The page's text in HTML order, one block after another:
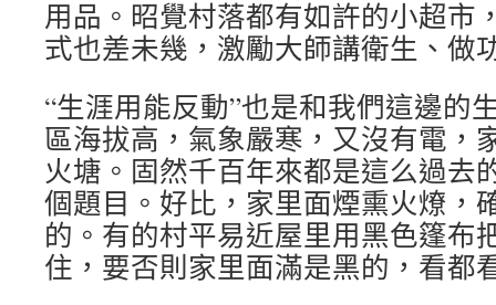
用品。昭覺村落都有如許的小超市
式也差未幾，激勵大師講衛生、做
“生涯用能反動”也是和我們這邊的
區海拔高，氣象嚴寒，又沒有電，
火塘。固然千百年來都是這么過去
個題目。好比，家里面煙熏火燎，
的。有的村平易近屋里用黑色篷布
住，要否則家里面滿是黑的，看都